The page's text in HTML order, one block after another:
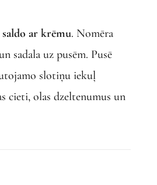
ar krēmu. Nomēra
sadala uz pusēm. Pusē
slotiņu iekuļ
cieti, olas dzeltenumus un